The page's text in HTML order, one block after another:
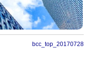
bcc_top_20170728